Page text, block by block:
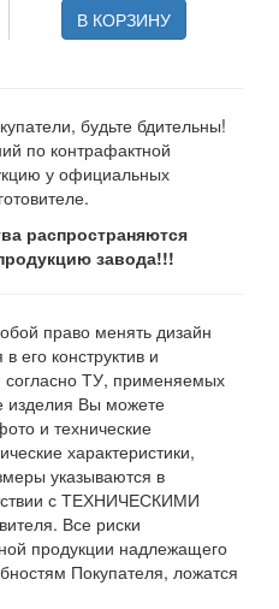
В КОРЗИНУ
будьте бдительны!
по контрафактной
у официальных
распространяются
завода!!!
право менять дизайн
его конструктив и
согласно ТУ, применяемых
изделия Вы можете
и технические
характеристики,
указываются в
с ТЕХНИЧЕСКИМИ
Все риски
продукции надлежащего
Покупателя, ложатся